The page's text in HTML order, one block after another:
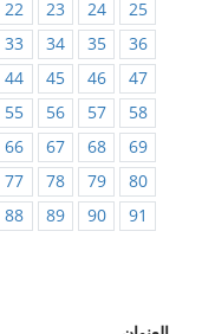
22 23 24
25
33 34 35
36
44 45 46
47
55 56 57
58
66 67 68
69
77 78 79
80
88 89 90
91